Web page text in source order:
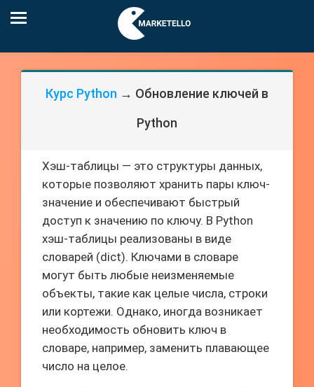
Курс Python → Обновление ключей в
Python
Хэш-таблицы — это структуры данных,
которые позволяют хранить пары ключ-
значение и обеспечивают быстрый
доступ к значению по ключу. В Python
хэш-таблицы реализованы в виде
словарей (dict). Ключами в словаре
могут быть любые неизменяемые
объекты, такие как целые числа, строки
или кортежи. Однако, иногда возникает
необходимость обновить ключ в
словаре, например, заменить плавающее
число на целое.